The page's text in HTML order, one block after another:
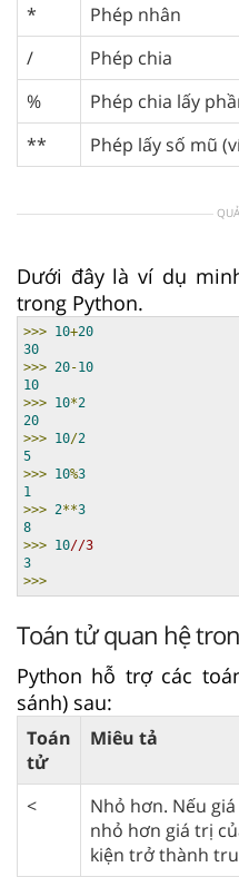
*
Phép nhân
/
Phép chia
%
Phép chia lấy
**
Phép lấy số mũ
Dưới đây là ví dụ
trong Python.
>>> 10+20
30
>>> 20-10
10
>>> 10*2
20
>>> 10/2
5
>>> 10%3
1
>>> 2**3
8
>>> 10//3
3
>>>
Toán tử quan hệ
Python hỗ trợ các
sánh) sau:
Toán
tử
Miêu tả
<
Nhỏ hơn. Nếu
nhỏ hơn giá trị
kiện trở thành